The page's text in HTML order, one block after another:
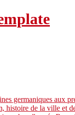
germaniques aux
histoire de la ville et